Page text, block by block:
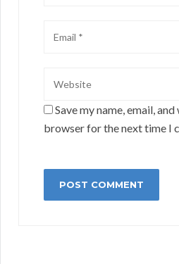
Save my name, email,
browser for the next time I